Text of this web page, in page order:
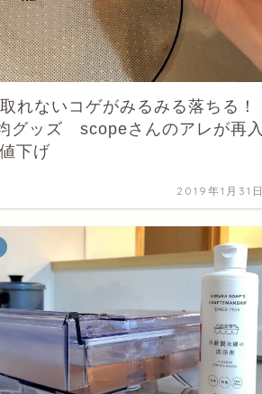
れないコゲがみるみる落ちる！
グッズ scopeさんのアレが再入
下げ
2019年1月31日